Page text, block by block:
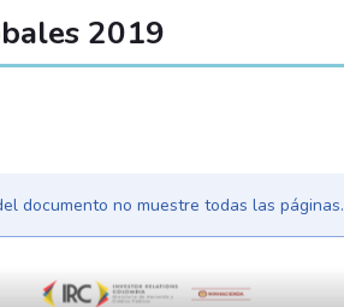
2019
documento no muestre todas las páginas.